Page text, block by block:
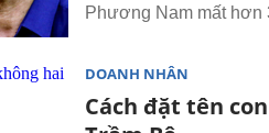
Phương Nam mất hơn
DOANH NHÂN
Cách đặt tên